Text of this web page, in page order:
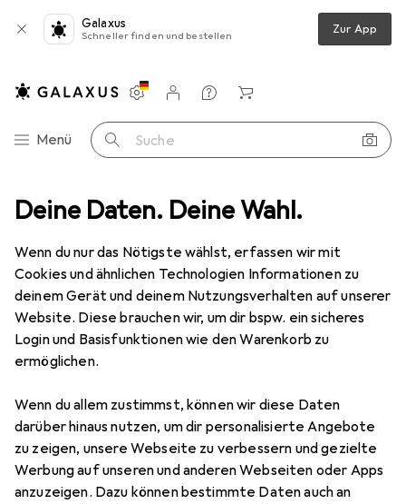
Deine Daten. Deine Wahl.
Wenn du nur das Nötigste wählst, erfassen wir mit
Cookies und ähnlichen Technologien Informationen zu
deinem Gerät und deinem Nutzungsverhalten auf unserer
Website. Diese brauchen wir, um dir bspw. ein sicheres
Login und Basisfunktionen wie den Warenkorb zu
ermöglichen.
Wenn du allem zustimmst, können wir diese Daten
darüber hinaus nutzen, um dir personalisierte Angebote
zu zeigen, unsere Webseite zu verbessern und gezielte
Werbung auf unseren und anderen Webseiten oder Apps
anzuzeigen. Dazu können bestimmte Daten auch an
Galaxus
Schneller finden und bestellen Zur App
Navigation nach Kategorien
Menü Suche
Einstellungen
Kundenkonto
Vergleichslisten
Merklisten
Warenkorb
Stanley
Kategorien anzeigen
Diese Marke gefällt mir
Mehr über Stanley erfahren